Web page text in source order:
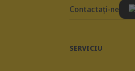
Contactaţi-ne
SERVICIU